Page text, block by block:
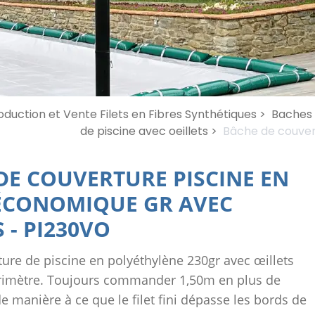
et Vente Filets en Fibres Synthétiques >
de piscine avec oeillets > Bâche de
COUVERTURE PISCINE EN
GR AVEC
- PI230VO
de piscine en polyéthylène 230gr avec œillets
Toujours commander 1,50m en plus de
manière à ce que le filet fini dépasse les bords de